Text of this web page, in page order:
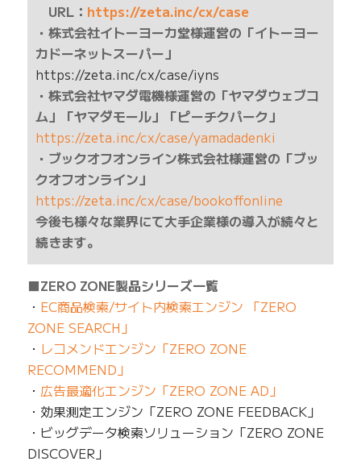
URL： https://zeta.inc/cx/case
・株式会社イトーヨーカ堂様運営の「イトーヨー
カドーネットスーパー」
https://zeta.inc/cx/case/iyns
・株式会社ヤマダ電機様運営の「ヤマダウェブコ
ム」「ヤマダモール」「ピーチクパーク」
https://zeta.inc/cx/case/yamadadenki
・ブックオフオンライン株式会社様運営の「ブッ
クオフオンライン」
https://zeta.inc/cx/case/bookoffonline
今後も様々な業界にて大手企業様の導入が続々と
続きます。
■ZERO ZONE製品シリーズ一覧
・ EC商品検索/サイト内検索エンジン 「ZERO
ZONE SEARCH」
・ レコメンドエンジン「ZERO ZONE
RECOMMEND」
・ 広告最適化エンジン「ZERO ZONE AD」
・効果測定エンジン「ZERO ZONE FEEDBACK」
・ビッグデータ検索ソリューション「ZERO ZONE
DISCOVER」